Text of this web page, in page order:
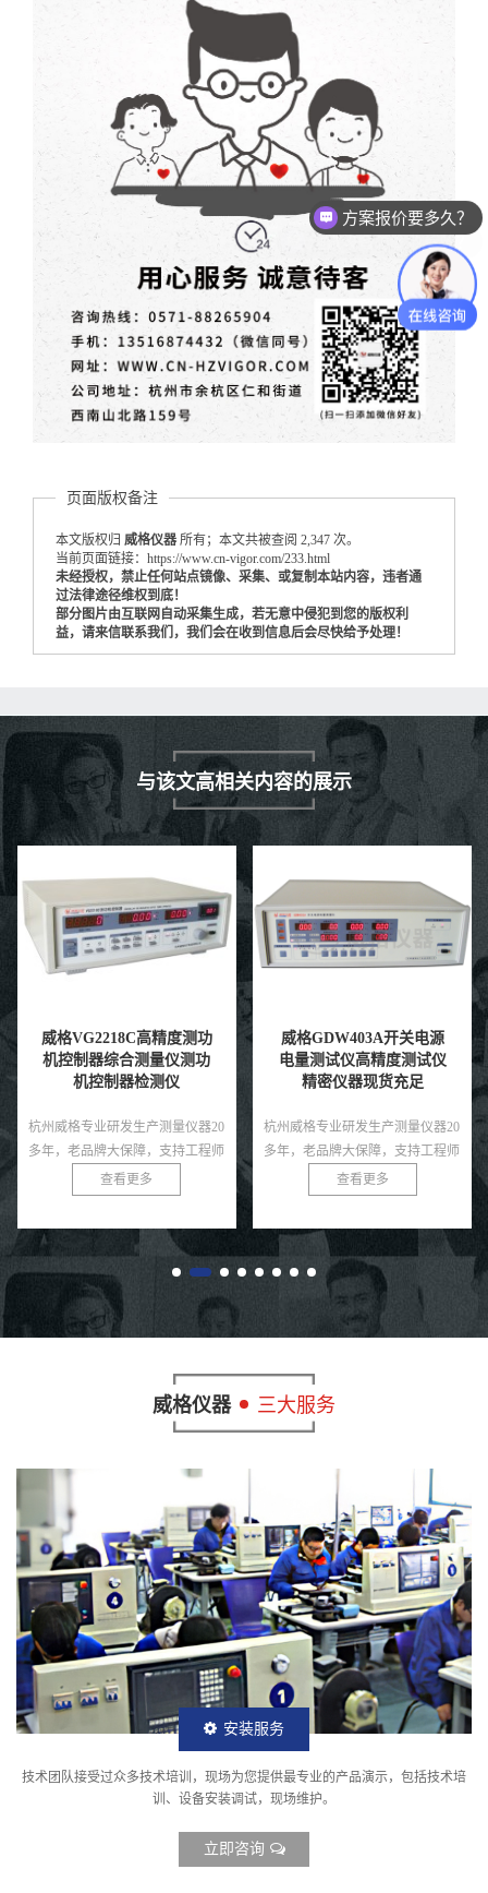
页面版权备注
本文版权归 威格仪器 所有；本文共被查阅 2,347 次。
当前页面链接：https://www.cn-vigor.com/233.html
未经授权，禁止任何站点镜像、采集、或复制本站内容，违者通
过法律途径维权到底！
部分图片由互联网自动采集生成，若无意中侵犯到您的版权利
益，请来信联系我们，我们会在收到信息后会尽快给予处理！
与该文高相关内容的展示
威格GDW403A开关电源
电量测试仪高精度测试仪
精密仪器现货充足
杭州威格专业研发生产测量仪器20
多年，老品牌大保障，支持工程师
查看更多
威格GDW401A变压器电
量专用测量仪变压器综合
测试仪电量测试厂家
杭州威格专业研发生产测量仪器20
多年，老品牌大保障，支持工程师
查看更多
威格仪器 三大服务
安装服务
技术团队接受过众多技术培训，现场为您提供最专业的产品演示，包括技术培
训、设备安装调试，现场维护。
立即咨询
测试设备怎么收费的？